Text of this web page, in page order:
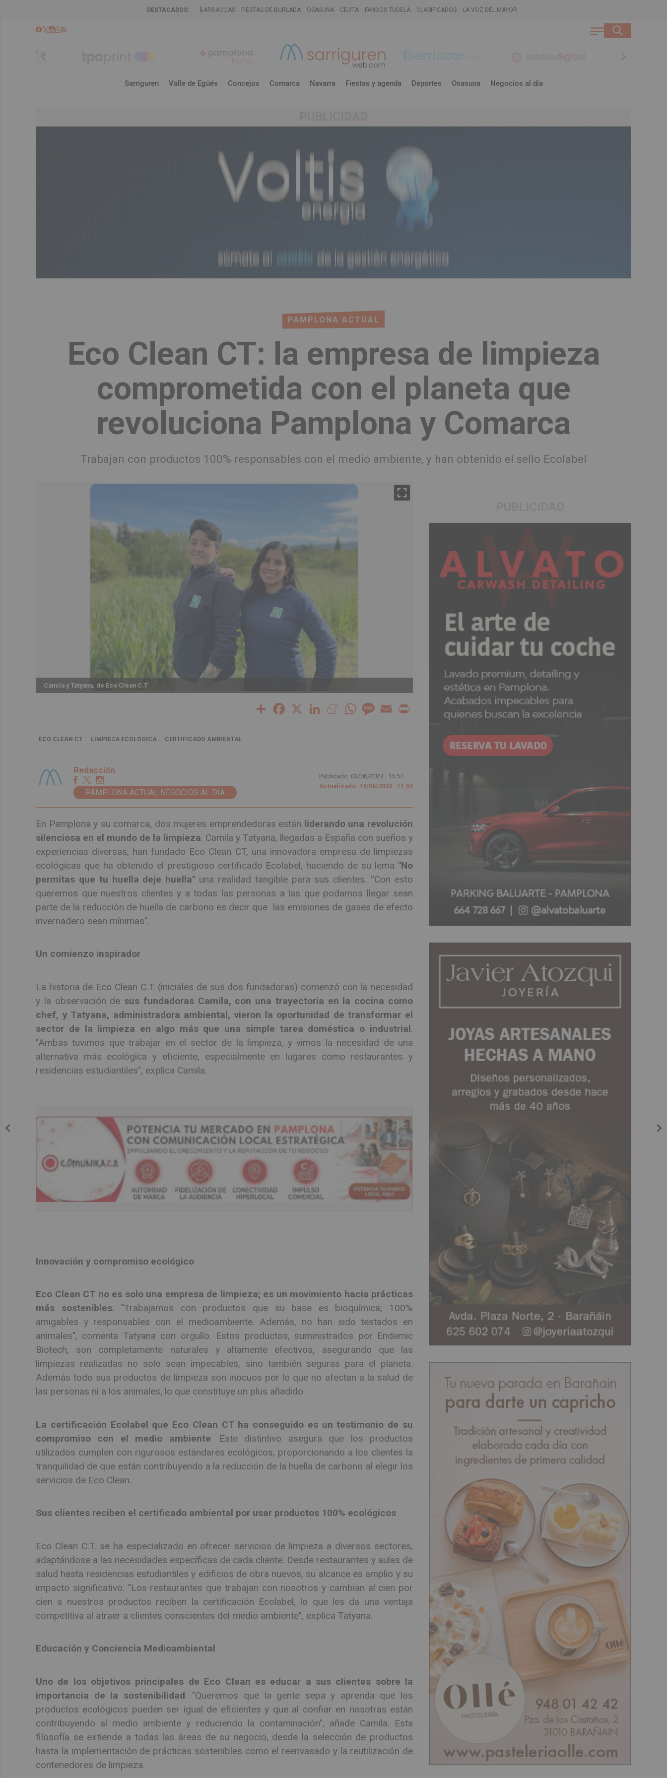
DESTACADOS: BARBACOAS FIESTAS DE BURLADA OSASUNA CEUTA FANGOS TUDELA CLASIFICADOS LA VOZ DEL MAYOR
chevron_left chevron_right
Sarriguren Valle de Egüés Concejos Comarca Navarra Fiestas y agenda Deportes Osasuna Negocios al día
PAMPLONA ACTUAL
Eco Clean CT: la empresa de limpieza
comprometida con el planeta que
revoluciona Pamplona y Comarca
Trabajan con productos 100% responsables con el medio ambiente, y han obtenido el sello Ecolabel
Camila y Tatyana, de Eco Clean C.T Sello Ecolabel
Share Facebook LinkedInMeneameWhatsAppMessage
Email
ECO CLEAN CT LIMPIEZA ECOLÓGICA CERTIFICADO AMBIENTAL
Redacción
PAMPLONA ACTUAL NEGOCIOS AL DÍA
Publicado: 03/06/2024 · 15:57
Actualizado: 14/06/2024 · 11:55
En Pamplona y su comarca, dos mujeres emprendedoras están liderando una revolución
silenciosa en el mundo de la limpieza. Camila y Tatyana, llegadas a España con sueños y
experiencias diversas, han fundado Eco Clean CT, una innovadora empresa de limpiezas
ecológicas que ha obtenido el prestigioso certificado Ecolabel, haciendo de su lema "No
permitas que tu huella deje huella" una realidad tangible para sus clientes. “Con esto
queremos que nuestros clientes y a todas las personas a las que podamos llegar sean
parte de la reducción de huella de carbono es decir que las emisiones de gases de efecto
invernadero sean mínimas”.
Un comienzo inspirador
La historia de Eco Clean C.T. (iniciales de sus dos fundadoras) comenzó con la necesidad
y la observación de sus fundadoras Camila, con una trayectoria en la cocina como
chef, y Tatyana, administradora ambiental, vieron la oportunidad de transformar el
sector de la limpieza en algo más que una simple tarea doméstica o industrial.
"Ambas tuvimos que trabajar en el sector de la limpieza, y vimos la necesidad de una
alternativa más ecológica y eficiente, especialmente en lugares como restaurantes y
residencias estudiantiles", explica Camila.
Innovación y compromiso ecológico
Eco Clean CT no es solo una empresa de limpieza; es un movimiento hacia prácticas
más sostenibles. "Trabajamos con productos que su base es bioquímica; 100%
amigables y responsables con el medioambiente. Además, no han sido testados en
animales", comenta Tatyana con orgullo. Estos productos, suministrados por Endemic
Biotech, son completamente naturales y altamente efectivos, asegurando que las
limpiezas realizadas no solo sean impecables, sino también seguras para el planeta.
Además todo sus productos de limpieza son inocuos por lo que no afectan a la salud de
las personas ni a los animales, lo que constituye un plus añadido.
La certificación Ecolabel que Eco Clean CT ha conseguido es un testimonio de su
compromiso con el medio ambiente. Este distintivo asegura que los productos
utilizados cumplen con rigurosos estándares ecológicos, proporcionando a los clientes la
tranquilidad de que están contribuyendo a la reducción de la huella de carbono al elegir los
servicios de Eco Clean.
Sus clientes reciben el certificado ambiental por usar productos 100% ecológicos
Eco Clean C.T. se ha especializado en ofrecer servicios de limpieza a diversos sectores,
adaptándose a las necesidades específicas de cada cliente. Desde restaurantes y aulas de
salud hasta residencias estudiantiles y edificios de obra nuevos, su alcance es amplio y su
impacto significativo. "Los restaurantes que trabajan con nosotros y cambian al cien por
cien a nuestros productos reciben la certificación Ecolabel, lo que les da una ventaja
competitiva al atraer a clientes conscientes del medio ambiente", explica Tatyana.
Educación y Conciencia Medioambiental
Uno de los objetivos principales de Eco Clean es educar a sus clientes sobre la
importancia de la sostenibilidad. "Queremos que la gente sepa y aprenda que los
productos ecológicos pueden ser igual de eficientes y que al confiar en nosotras están
contribuyendo al medio ambiente y reduciendo la contaminación", añade Camila. Esta
filosofía se extiende a todas las áreas de su negocio, desde la selección de productos
hasta la implementación de prácticas sostenibles como el reenvasado y la reutilización de
contenedores de limpieza.